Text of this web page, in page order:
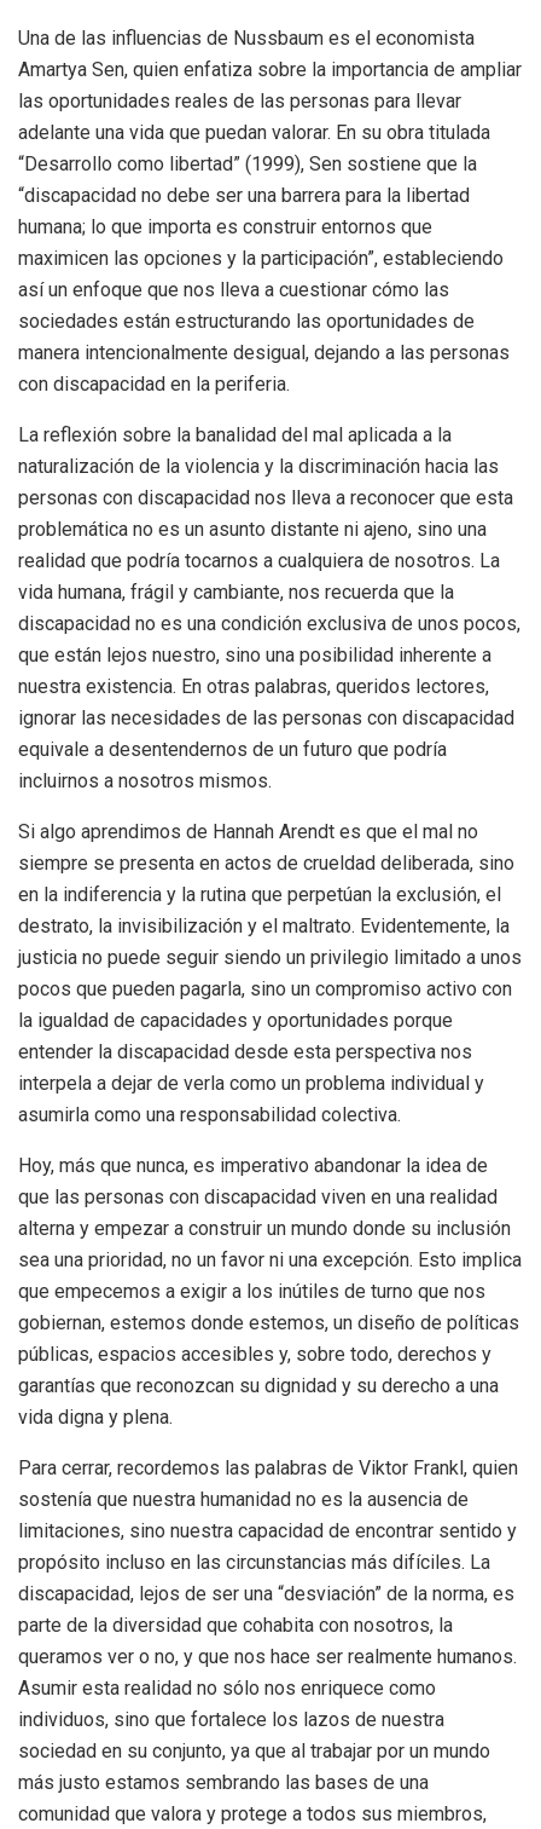
Una de las influencias de Nussbaum es el economista
Amartya Sen, quien enfatiza sobre la importancia de ampliar
las oportunidades reales de las personas para llevar
adelante una vida que puedan valorar. En su obra titulada
“Desarrollo como libertad” (1999), Sen sostiene que la
“discapacidad no debe ser una barrera para la libertad
humana; lo que importa es construir entornos que
maximicen las opciones y la participación”, estableciendo
así un enfoque que nos lleva a cuestionar cómo las
sociedades están estructurando las oportunidades de
manera intencionalmente desigual, dejando a las personas
con discapacidad en la periferia.
La reflexión sobre la banalidad del mal aplicada a la
naturalización de la violencia y la discriminación hacia las
personas con discapacidad nos lleva a reconocer que esta
problemática no es un asunto distante ni ajeno, sino una
realidad que podría tocarnos a cualquiera de nosotros. La
vida humana, frágil y cambiante, nos recuerda que la
discapacidad no es una condición exclusiva de unos pocos,
que están lejos nuestro, sino una posibilidad inherente a
nuestra existencia. En otras palabras, queridos lectores,
ignorar las necesidades de las personas con discapacidad
equivale a desentendernos de un futuro que podría
incluirnos a nosotros mismos.
Si algo aprendimos de Hannah Arendt es que el mal no
siempre se presenta en actos de crueldad deliberada, sino
en la indiferencia y la rutina que perpetúan la exclusión, el
destrato, la invisibilización y el maltrato. Evidentemente, la
justicia no puede seguir siendo un privilegio limitado a unos
pocos que pueden pagarla, sino un compromiso activo con
la igualdad de capacidades y oportunidades porque
entender la discapacidad desde esta perspectiva nos
interpela a dejar de verla como un problema individual y
asumirla como una responsabilidad colectiva.
Hoy, más que nunca, es imperativo abandonar la idea de
que las personas con discapacidad viven en una realidad
alterna y empezar a construir un mundo donde su inclusión
sea una prioridad, no un favor ni una excepción. Esto implica
que empecemos a exigir a los inútiles de turno que nos
gobiernan, estemos donde estemos, un diseño de políticas
públicas, espacios accesibles y, sobre todo, derechos y
garantías que reconozcan su dignidad y su derecho a una
vida digna y plena.
Para cerrar, recordemos las palabras de Viktor Frankl, quien
sostenía que nuestra humanidad no es la ausencia de
limitaciones, sino nuestra capacidad de encontrar sentido y
propósito incluso en las circunstancias más difíciles. La
discapacidad, lejos de ser una “desviación” de la norma, es
parte de la diversidad que cohabita con nosotros, la
queramos ver o no, y que nos hace ser realmente humanos.
Asumir esta realidad no sólo nos enriquece como
individuos, sino que fortalece los lazos de nuestra
sociedad en su conjunto, ya que al trabajar por un mundo
más justo estamos sembrando las bases de una
comunidad que valora y protege a todos sus miembros,